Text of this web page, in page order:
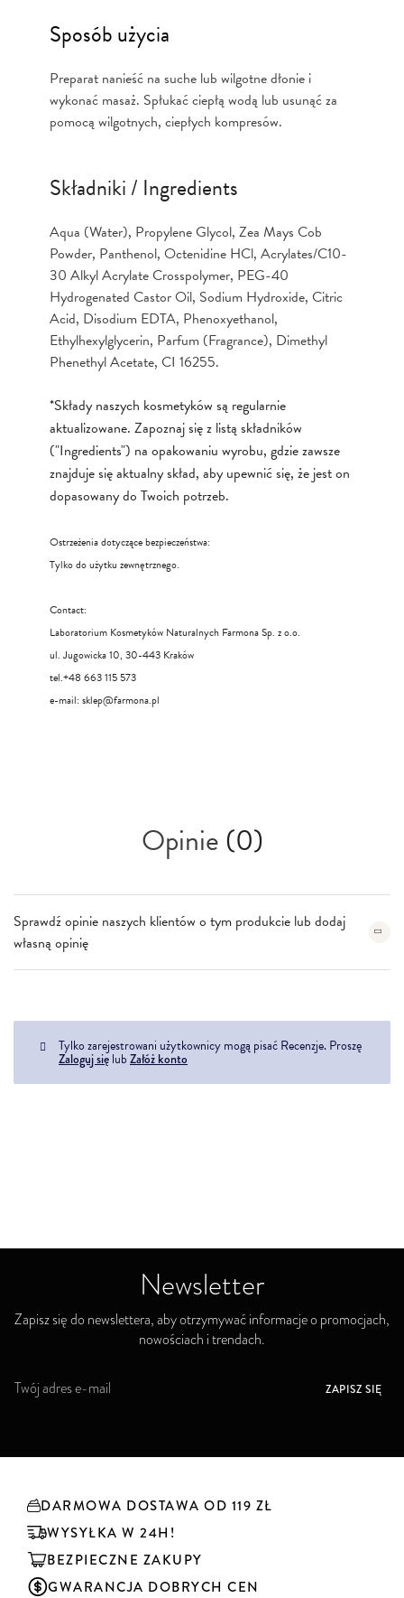
Sposób użycia
Preparat nanieść na suche lub wilgotne dłonie i
wykonać masaż. Spłukać ciepłą wodą lub usunąć za
pomocą wilgotnych, ciepłych kompresów.
Składniki / Ingredients
Aqua (Water), Propylene Glycol, Zea Mays Cob
Powder, Panthenol, Octenidine HCl, Acrylates/C10-
30 Alkyl Acrylate Crosspolymer, PEG-40
Hydrogenated Castor Oil, Sodium Hydroxide, Citric
Acid, Disodium EDTA, Phenoxyethanol,
Ethylhexylglycerin, Parfum (Fragrance), Dimethyl
Phenethyl Acetate, CI 16255.
*Składy naszych kosmetyków są regularnie
aktualizowane. Zapoznaj się z listą składników
("Ingredients") na opakowaniu wyrobu, gdzie zawsze
znajduje się aktualny skład, aby upewnić się, że jest on
dopasowany do Twoich potrzeb.
Ostrzeżenia dotyczące bezpieczeństwa:
Tylko do użytku zewnętrznego.
Contact:
Laboratorium Kosmetyków Naturalnych Farmona Sp. z o.o.
ul. Jugowicka 10, 30-443 Kraków
tel.+48 663 115 573
e-mail: sklep@farmona.pl
Opinie(0)
Sprawdź opinie naszych klientów o tym produkcie lub dodaj
własną opinię
Tylko zarejestrowani użytkownicy mogą pisać Recenzje. Proszę
Zaloguj się lub Załóż konto
Newsletter
Zapisz się do newslettera, aby otrzymywać informacje o promocjach,
nowościach i trendach.
S
k
ZAPISZ SIĘ
DARMOWA DOSTAWA OD 119 ZŁ
WYSYŁKA W 24H!
BEZPIECZNE ZAKUPY
GWARANCJA DOBRYCH CEN